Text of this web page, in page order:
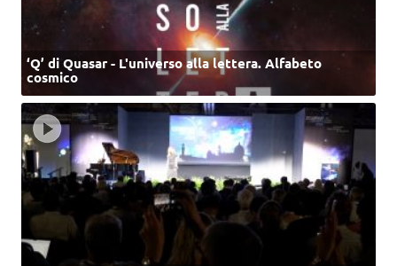
‘Q’ di Quasar - L'universo alla lettera. Alfabeto
cosmico